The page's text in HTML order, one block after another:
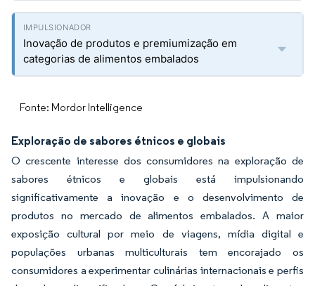
Inovação de produtos e premiumização em
categorias de alimentos embalados
Fonte: Mordor Intelligence
Exploração de sabores étnicos e globais
O crescente interesse dos consumidores na exploração de
sabores étnicos e globais está impulsionando
significativamente a inovação e o desenvolvimento de
produtos no mercado de alimentos embalados. A maior
exposição cultural por meio de viagens, mídia digital e
populações urbanas multiculturais tem encorajado os
consumidores a experimentar culinárias internacionais e perfis